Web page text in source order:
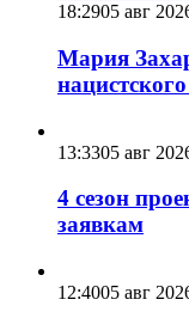
18:2905 авг
Мария
13:3305 авг
4 сезон
заявкам
12:4005 авг